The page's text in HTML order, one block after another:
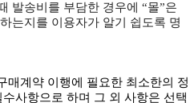
발송비를 부담한 경우에 “몰”은
는지를 이용자가 알기 쉽도록 명
매계약 이행에 필요한 최소한의 정
사항으로 하며 그 외 사항은 선택